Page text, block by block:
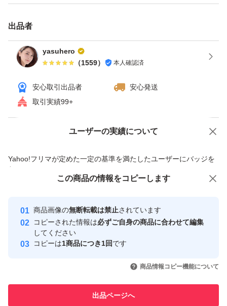
出品者
yasuhero
（1559） 本人確認済
安心取引出品者
安心発送
取引実績99+
ユーザーの実績について
Yahoo!フリマが定めた一定の基準を満たしたユーザーにバッジを
付与しています
安心取引出品者
心・安全なユーザーです
取引実績
引を完了させた実績があります
での取引実績があります
価格の相談 商品への質問
この商品の情報をコピーします
商品画像の無断転載は禁止されています
コピーされた情報は必ずご自身の商品に合わせて編集
してください
コピーは1商品につき1回です
商品情報コピー機能について
出品ページへ
この商品をみている人にオススメ